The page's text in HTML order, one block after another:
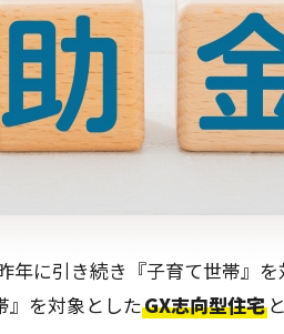
年に引き続き『子育て世帯』
』を対象としたGX志向型住宅